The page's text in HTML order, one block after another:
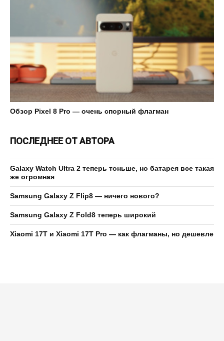
Обзор Pixel 8 Pro — очень спорный флагман
ПОСЛЕДНЕЕ ОТ АВТОРА
Galaxy Watch Ultra 2 теперь тоньше, но батарея все такая
же огромная
Samsung Galaxy Z Flip8 — ничего нового?
Samsung Galaxy Z Fold8 теперь широкий
Xiaomi 17T и Xiaomi 17T Pro — как флагманы, но дешевле